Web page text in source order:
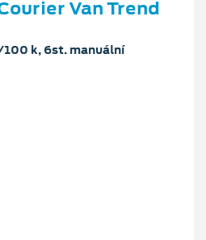
Van Trend
100 k, 6st. manuální